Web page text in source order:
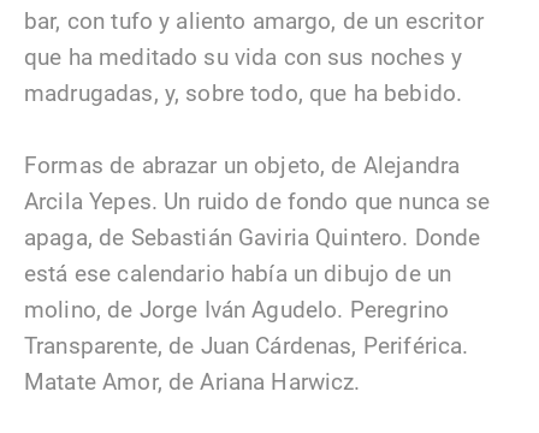
bar, con tufo y aliento amargo, de un escritor
que ha meditado su vida con sus noches y
madrugadas, y, sobre todo, que ha bebido.
Formas de abrazar un objeto, de Alejandra
Arcila Yepes. Un ruido de fondo que nunca se
apaga, de Sebastián Gaviria Quintero. Donde
está ese calendario había un dibujo de un
molino, de Jorge Iván Agudelo. Peregrino
Transparente, de Juan Cárdenas, Periférica.
Matate Amor, de Ariana Harwicz.